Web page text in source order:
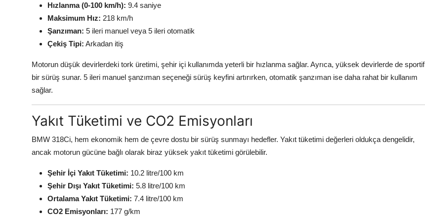
Hızlanma (0-100 km/h): 9.4 saniye
Maksimum Hız: 218 km/h
Şanzıman: 5 ileri manuel veya 5 ileri otomatik
Çekiş Tipi: Arkadan itiş
Motorun düşük devirlerdeki tork üretimi, şehir içi kullanımda yeterli bir hızlanma sağlar. Ayrıca, yüksek devirlerde de sportif
bir sürüş sunar. 5 ileri manuel şanzıman seçeneği sürüş keyfini artırırken, otomatik şanzıman ise daha rahat bir kullanım
sağlar.
Yakıt Tüketimi ve CO2 Emisyonları
BMW 318Ci, hem ekonomik hem de çevre dostu bir sürüş sunmayı hedefler. Yakıt tüketimi değerleri oldukça dengelidir,
ancak motorun gücüne bağlı olarak biraz yüksek yakıt tüketimi görülebilir.
Şehir İçi Yakıt Tüketimi: 10.2 litre/100 km
Şehir Dışı Yakıt Tüketimi: 5.8 litre/100 km
Ortalama Yakıt Tüketimi: 7.4 litre/100 km
CO2 Emisyonları: 177 g/km